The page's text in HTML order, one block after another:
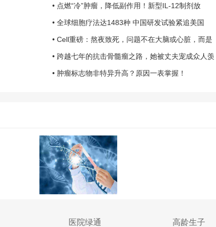
• 点燃“冷”肿瘤，降低副作用！新型IL-12制剂放
• 全球细胞疗法达1483种 中国研发试验紧追美国
• Cell重磅：熬夜致死，问题不在大脑或心脏，而是
• 跨越七年的抗击骨髓瘤之路，她被丈夫宠成众人羡
• 肿瘤标志物非特异升高？原因一表掌握！
医院绿通 高龄生子